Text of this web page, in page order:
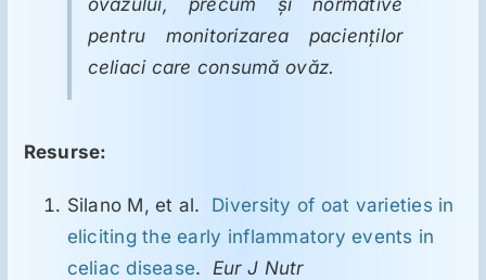
pentru monitorizarea pacienţilor
celiaci care consumă ovăz.
Resurse:
Silano M, et al. Diversity of oat varieties in
eliciting the early inflammatory events in
celiac disease. Eur J Nutr